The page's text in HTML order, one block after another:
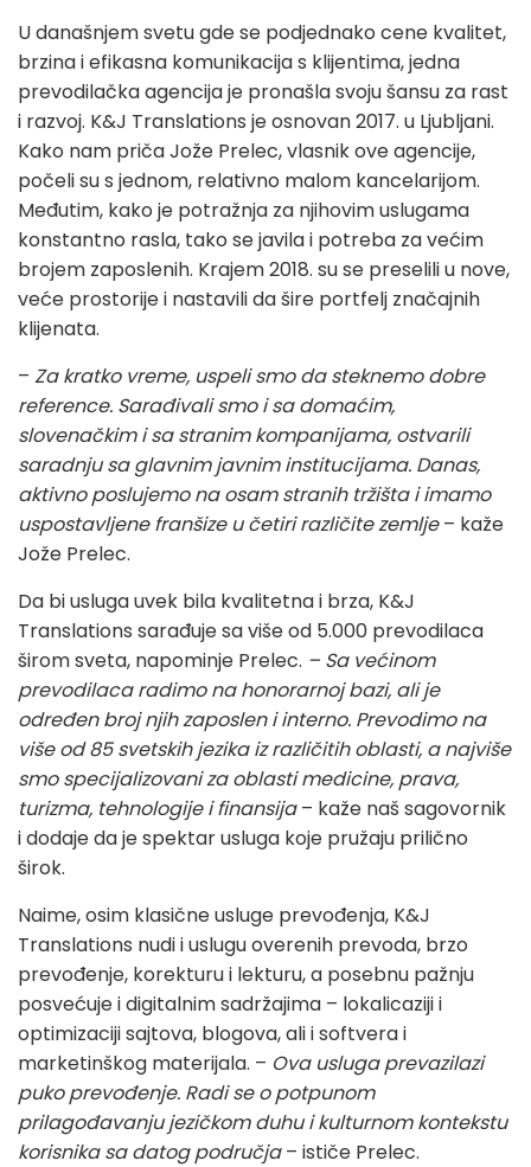
U današnjem svetu gde se podjednako cene kvalitet,
brzina i efikasna komunikacija s klijentima, jedna
prevodilačka agencija je pronašla svoju šansu za rast
i razvoj. K&J Translations je osnovan 2017. u Ljubljani.
Kako nam priča Jože Prelec, vlasnik ove agencije,
počeli su s jednom, relativno malom kancelarijom.
Međutim, kako je potražnja za njihovim uslugama
konstantno rasla, tako se javila i potreba za većim
brojem zaposlenih. Krajem 2018. su se preselili u nove,
veće prostorije i nastavili da šire portfelj značajnih
klijenata.
– Za kratko vreme, uspeli smo da steknemo dobre
reference. Sarađivali smo i sa domaćim,
slovenačkim i sa stranim kompanijama, ostvarili
saradnju sa glavnim javnim institucijama. Danas,
aktivno poslujemo na osam stranih tržišta i imamo
uspostavljene franšize u četiri različite zemlje– kaže
Jože Prelec.
Da bi usluga uvek bila kvalitetna i brza, K&J
Translations sarađuje sa više od 5.000 prevodilaca
širom sveta, napominje Prelec. – Sa većinom
prevodilaca radimo na honorarnoj bazi, ali je
određen broj njih zaposlen i interno. Prevodimo na
više od 85 svetskih jezika iz različitih oblasti, a najviše
smo specijalizovani za oblasti medicine, prava,
turizma, tehnologije i finansija– kaže naš sagovornik
i dodaje da je spektar usluga koje pružaju prilično
širok.
Naime, osim klasične usluge prevođenja, K&J
Translations nudi i uslugu overenih prevoda, brzo
prevođenje, korekturu i lekturu, a posebnu pažnju
posvećuje i digitalnim sadržajima – lokalicaziji i
optimizaciji sajtova, blogova, ali i softvera i
marketinškog materijala. – Ova usluga prevazilazi
puko prevođenje. Radi se o potpunom
prilagođavanju jezičkom duhu i kulturnom kontekstu
korisnika sa datog područja– ističe Prelec.